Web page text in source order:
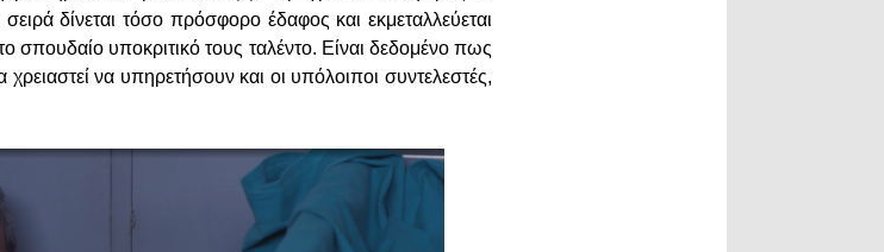
δίνεται τόσο πρόσφορο έδαφος και εκμεταλλεύεται
σπουδαίο υποκριτικό τους ταλέντο. Είναι δεδομένο πως
να υπηρετήσουν και οι υπόλοιποι συντελεστές,